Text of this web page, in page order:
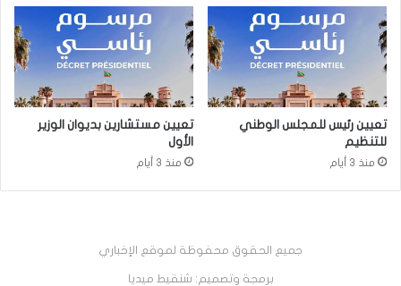
تعيين رئيس للمجلس الوطني
للتنظيم
منذ 3 أيام
تعيين مستشارين بديوان الوزير
الأول
منذ 3 أيام
جميع الحقوق محفوظة لموقع الإخباري
برمجة وتصميم: شنقيط ميديا